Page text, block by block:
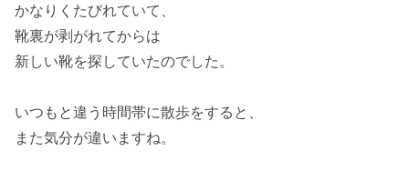
かなりくたびれていて、
靴裏が剥がれてからは
新しい靴を探していたのでした。
いつもと違う時間帯に散歩をすると、
また気分が違いますね。